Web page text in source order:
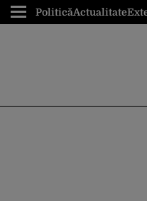
PoliticăActualitate